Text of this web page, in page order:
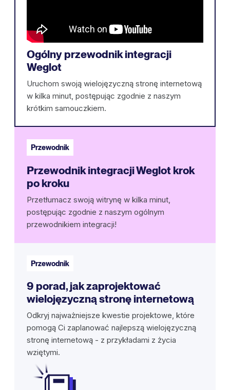
Ogólny przewodnik integracji
Weglot
Uruchom swoją wielojęzyczną stronę internetową
w kilka minut, postępując zgodnie z naszym
krótkim samouczkiem.
Przewodnik
Przewodnik integracji Weglot krok
po kroku
Przetłumacz swoją witrynę w kilka minut,
postępując zgodnie z naszym ogólnym
przewodnikiem integracji!
Przewodnik
9 porad, jak zaprojektować
wielojęzyczną stronę internetową
Odkryj najważniejsze kwestie projektowe, które
pomogą Ci zaplanować najlepszą wielojęzyczną
stronę internetową - z przykładami z życia
wziętymi.